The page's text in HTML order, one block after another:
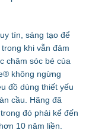
tín, sáng tạo để
khi vẫn đảm
chăm sóc bé của
® không ngừng
đồ dùng thiết yếu
cầu. Hãng đã
đó phải kể đến
10 năm liền.